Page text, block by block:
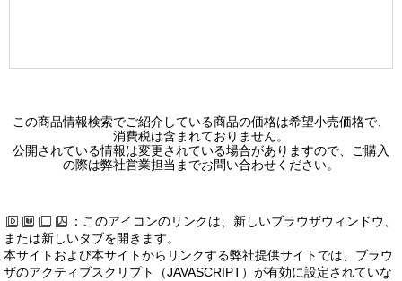
LEDK-70928NP-LS9
LEDK-70928LP-LS9
２０ＶＡ電球センサ有ＬＥＤ防犯灯
LEDK-70928N-LS9
２０ＶＡ昼白センサ無ＬＥＤ防犯灯
76,100 円（税別）
この商品情報検索でご紹介している商品の価格は希望小売価格で、
消費税は含まれておりません。
公開されている情報は変更されている場合がありますので、ご購入
の際は弊社営業担当までお問い合わせください。
：このアイコンのリンクは、新しいブラウザウィンドウ、
または新しいタブを開きます。
本サイトおよび本サイトからリンクする弊社提供サイトでは、ブラウ
ザのアクティブスクリプト（JAVASCRIPT）が有効に設定されていな